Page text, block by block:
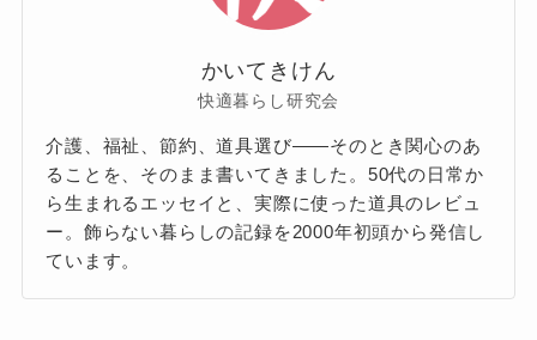
かいてきけん
快適暮らし研究会
介護、福祉、節約、道具選び——そのとき関心のあ
ることを、そのまま書いてきました。50代の日常か
ら生まれるエッセイと、実際に使った道具のレビュ
ー。飾らない暮らしの記録を2000年初頭から発信し
ています。